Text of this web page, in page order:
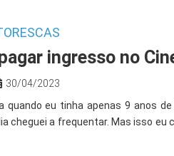
ingresso no
30/04/2023
quando eu tinha apenas 9 anos
cheguei a frequentar. Mas isso